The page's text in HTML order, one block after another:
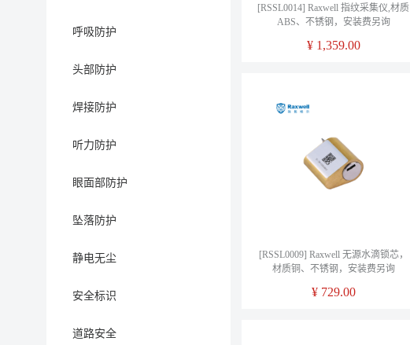
呼吸防护
头部防护
焊接防护
听力防护
眼面部防护
坠落防护
静电无尘
安全标识
道路安全
[RSSL0014] Raxwell 指纹采集仪,材质
ABS、不锈钢，安装费另询
¥ 1,359.00
[RSSL0009] Raxwell 无源水滴锁芯，
材质铜、不锈钢，安装费另询
¥ 729.00